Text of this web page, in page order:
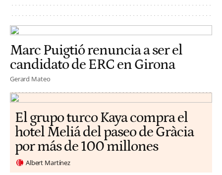
Marc Puigtió renuncia a ser el
candidato de ERC en Girona
Gerard Mateo
El grupo turco Kaya compra el
hotel Meliá del paseo de Gràcia
por más de 100 millones
Albert Martínez